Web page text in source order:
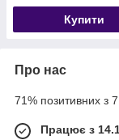
Купити
Про нас
71% позитивних з 7
Працює з